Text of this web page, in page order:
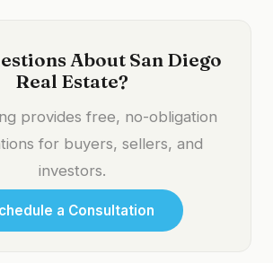
About San Diego
Real Estate?
provides free, no-obligation
for buyers, sellers, and
investors.
a Consultation